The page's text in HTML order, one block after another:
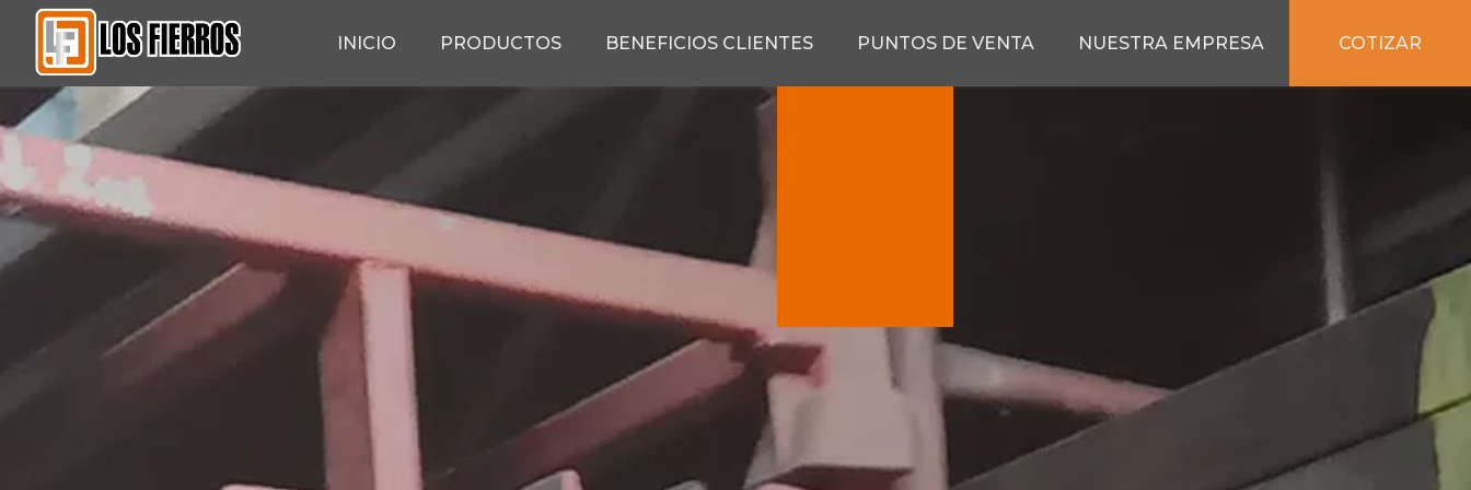
INICIO PRODUCTOS BENEFICIOS CLIENTES PUNTOS DE VENTA NUESTRA EMPRESA COTIZAR